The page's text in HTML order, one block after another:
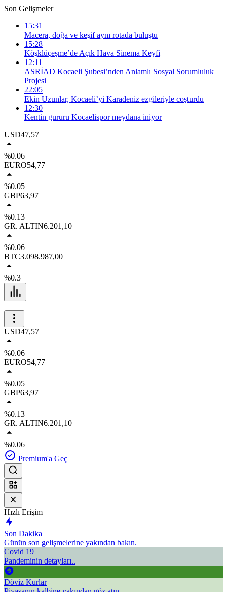
Son Gelişmeler
15:31
Macera, doğa ve keşif aynı rotada buluştu
15:28
Köşklüçeşme’de Açık Hava Sinema Keyfi
12:11
ASRİAD Kocaeli Şubesi’nden Anlamlı Sosyal Sorumluluk
Projesi
22:05
Ekin Uzunlar, Kocaeli’yi Karadeniz ezgileriyle coşturdu
12:30
Kentin gururu Kocaelispor meydana iniyor
USD47,57
%0.06
EURO54,77
%0.05
GBP63,97
%0.13
GR. ALTIN6.201,10
%0.06
BTC3.098.987,00
%0.3
USD47,57
%0.06
EURO54,77
%0.05
GBP63,97
%0.13
GR. ALTIN6.201,10
%0.06
Premium'a Geç
Hızlı Erişim
Son Dakika
Günün son gelişmelerine yakından bakın.
Covid 19
Pandeminin detayları..
Döviz Kurlar